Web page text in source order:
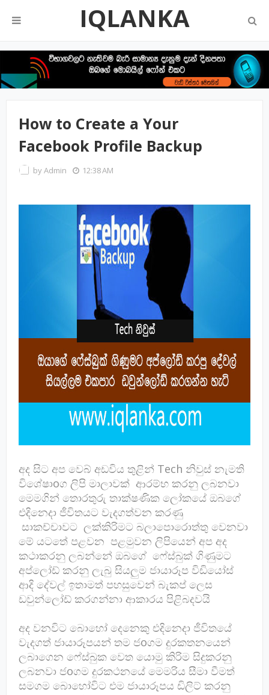
IQLANKA
How to Create a Your
Facebook Profile Backup
byAdmin 12:38 AM
අද සිට අප වෙබ් අඩවිය තුළින් Tech නිවුස් නැමති
විශේෂාoග ලිපි මාලාවක් ආරම්භ කරනු ලබනවා
මෙමගින් තොරතුරු තාක්ෂණික ලෝකයේ ඔබගේ
එදිනෙදා ජීවිතයට වැදගත්වන කරණු
සාකච්චාවට ලක්කිරිමට බලාපොරොත්තු වෙනවා
මේ යටතේ පළවන පළමුවන ලිපියෙන් අප අද
කථාකරනු ලබන්නේ ඔබගේ ෆේස්බුක් ගිණුමට
අප්ලෝඩ් කරනු ලැබු සියලුම ජායාරූප විඩියෝස්
ආදි දේවල් ඉතාමත් පහසුවෙන් බැකප් ලෙස
ඩවුන්ලෝඩ් කරගන්නා ආකාරය පිළිබදවයි
අද වනවිට බොහෝ දෙනෙකු එදිනෙදා ජීවිතයේ
වැදගත් ජායාරූපයන් තම ජoගම දුරකතනයෙන්
ලබාගෙන ෆේස්බුක වෙත යොමු කිරිම සිදුකරනු
ලබනවා ජoගම දුරකථනයේ මෙමරිය සීමා වීමත්
සමගම බොහෝවිට එම ජායාරූපය ඩිලිට් කරනු